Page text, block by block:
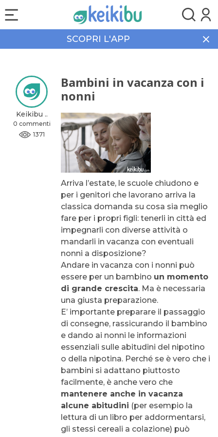
SCOPRI L'APP
Community Bambini in vacanza con i nonni
Keikibu ..
0 commenti
1371
Bambini in vacanza con i
nonni
Arriva l’estate, le scuole chiudono e
per i genitori che lavorano arriva la
classica domanda su cosa sia meglio
fare per i propri figli: tenerli in città ed
impegnarli con diverse attività o
mandarli in vacanza con eventuali
nonni a disposizione?
Andare in vacanza con i nonni può
essere per un bambino un momento
di grande crescita. Ma è necessaria
una giusta preparazione.
E’ importante preparare il passaggio
di consegne, rassicurando il bambino
e dando ai nonni le informazioni
essenziali sulle abitudini del nipotino
o della nipotina. Perché se è vero che i
bambini si adattano piuttosto
facilmente, è anche vero che
mantenere anche in vacanza
alcune abitudini (per esempio la
lettura di un libro per addormentarsi,
gli stessi cereali a colazione) può